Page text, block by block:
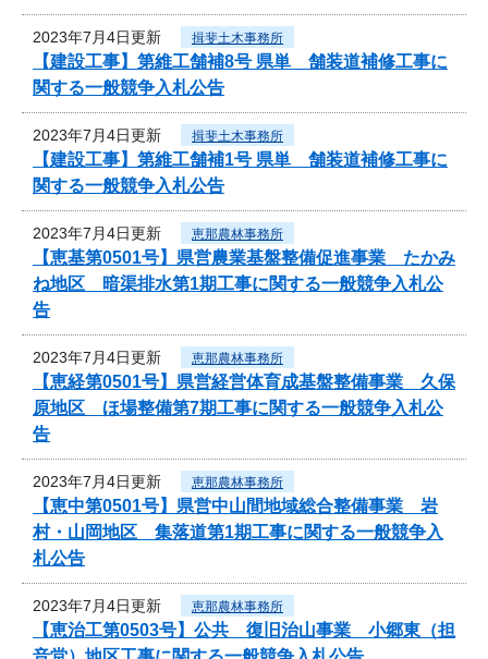
2023年7月4日更新 揖斐土木事務所
【建設工事】第維工舗補8号 県単 舗装道補修工事に
関する一般競争入札公告
2023年7月4日更新 揖斐土木事務所
【建設工事】第維工舗補1号 県単 舗装道補修工事に
関する一般競争入札公告
2023年7月4日更新 恵那農林事務所
【恵基第0501号】県営農業基盤整備促進事業 たかみ
ね地区 暗渠排水第1期工事に関する一般競争入札公
告
2023年7月4日更新 恵那農林事務所
【恵経第0501号】県営経営体育成基盤整備事業 久保
原地区 ほ場整備第7期工事に関する一般競争入札公
告
2023年7月4日更新 恵那農林事務所
【恵中第0501号】県営中山間地域総合整備事業 岩
村・山岡地区 集落道第1期工事に関する一般競争入
札公告
2023年7月4日更新 恵那農林事務所
【恵治工第0503号】公共 復旧治山事業 小郷東（担